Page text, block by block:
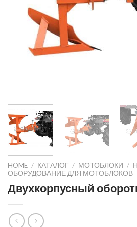
HOME / КАТАЛОГ / МОТОБЛОКИ /
ОБОРУДОВАНИЕ ДЛЯ МОТОБЛОКОВ
Двухкорпусный